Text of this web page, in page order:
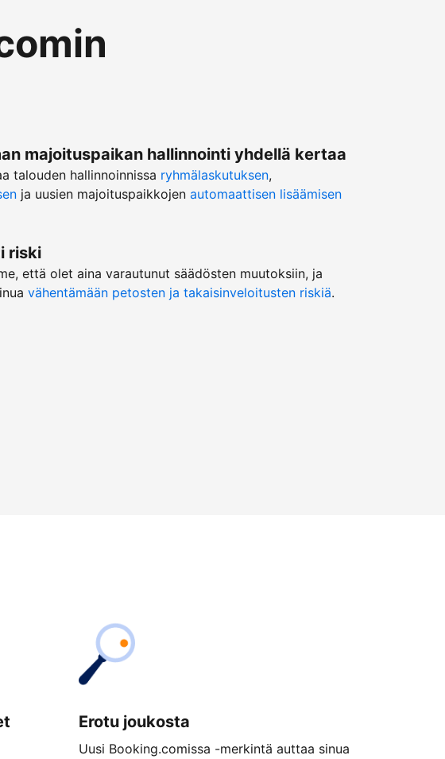
majoituspaikan hallinnointi yhdellä kertaa
talouden hallinnoinnissa ryhmälaskutuksen,
ja uusien majoituspaikkojen automaattisen lisäämisen
riski
että olet aina varautunut säädösten muutoksiin, ja
vähentämään petosten ja takaisinveloitusten riskiä.
Erotu joukosta
Uusi Booking.comissa -merkintä auttaa sinua